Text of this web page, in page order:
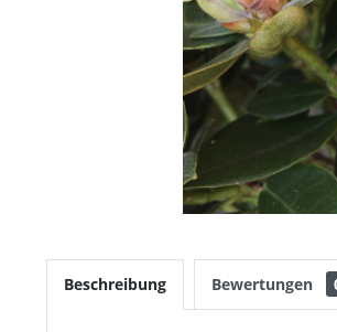
Beschreibung Bewertungen